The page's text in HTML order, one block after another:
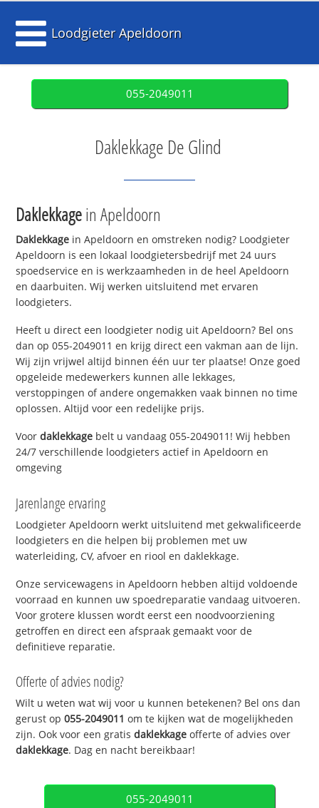
Loodgieter Apeldoorn
055-2049011
Daklekkage De Glind
Daklekkagein Apeldoorn
Daklekkage in Apeldoorn en omstreken nodig? Loodgieter
Apeldoorn is een lokaal loodgietersbedrijf met 24 uurs
spoedservice en is werkzaamheden in de heel Apeldoorn
en daarbuiten. Wij werken uitsluitend met ervaren
loodgieters.
Heeft u direct een loodgieter nodig uit Apeldoorn? Bel ons
dan op 055-2049011 en krijg direct een vakman aan de lijn.
Wij zijn vrijwel altijd binnen één uur ter plaatse! Onze goed
opgeleide medewerkers kunnen alle lekkages,
verstoppingen of andere ongemakken vaak binnen no time
oplossen. Altijd voor een redelijke prijs.
Voordaklekkage belt u vandaag 055-2049011! Wij hebben
24/7 verschillende loodgieters actief in Apeldoorn en
omgeving
Jarenlange ervaring
Loodgieter Apeldoorn werkt uitsluitend met gekwalificeerde
loodgieters en die helpen bij problemen met uw
waterleiding, CV, afvoer en riool en daklekkage.
Onze servicewagens in Apeldoorn hebben altijd voldoende
voorraad en kunnen uw spoedreparatie vandaag uitvoeren.
Voor grotere klussen wordt eerst een noodvoorziening
getroffen en direct een afspraak gemaakt voor de
definitieve reparatie.
Offerte of advies nodig?
Wilt u weten wat wij voor u kunnen betekenen? Bel ons dan
gerust op055-2049011 om te kijken wat de mogelijkheden
zijn. Ook voor een gratisdaklekkage offerte of advies over
daklekkage. Dag en nacht bereikbaar!
055-2049011